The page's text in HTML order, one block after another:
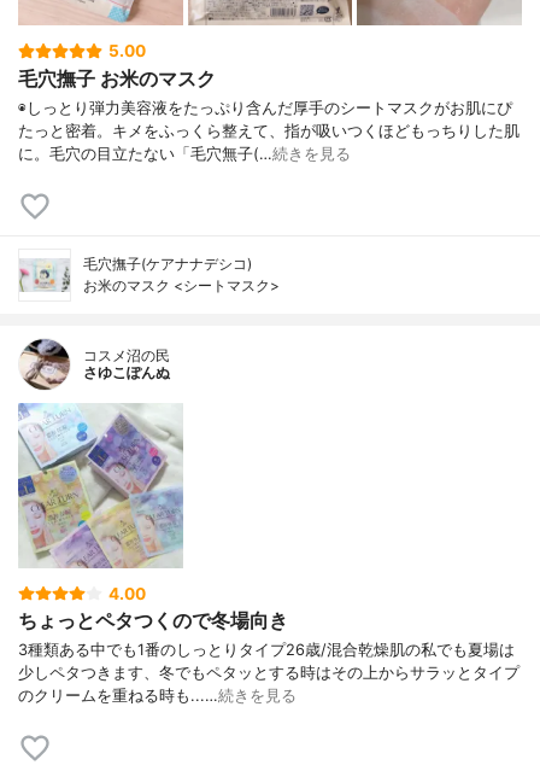
5.00
毛穴撫子 お米のマスク
◉しっとり弾力美容液をたっぷり含んだ厚手のシートマスクがお肌にぴ
たっと密着。キメをふっくら整えて、指が吸いつくほどもっちりした肌
に。毛穴の目立たない「毛穴無子(…続きを見る
毛穴撫子(ケアナナデシコ)
お米のマスク <シートマスク>
コスメ沼の民
さゆこぽんぬ
4.00
ちょっとペタつくので冬場向き
3種類ある中でも1番のしっとりタイプ26歳/混合乾燥肌の私でも夏場は
少しペタつきます、冬でもペタッとする時はその上からサラッとタイプ
のクリームを重ねる時も...…続きを見る